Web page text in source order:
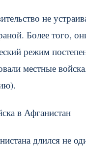
не
Более того,
режим
местные
в Афганистан
длился не